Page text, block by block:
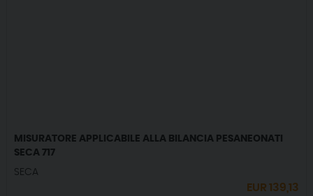
MISURATORE APPLICABILE ALLA BILANCIA PESANEONATI
SECA 717
SECA
EUR139,13